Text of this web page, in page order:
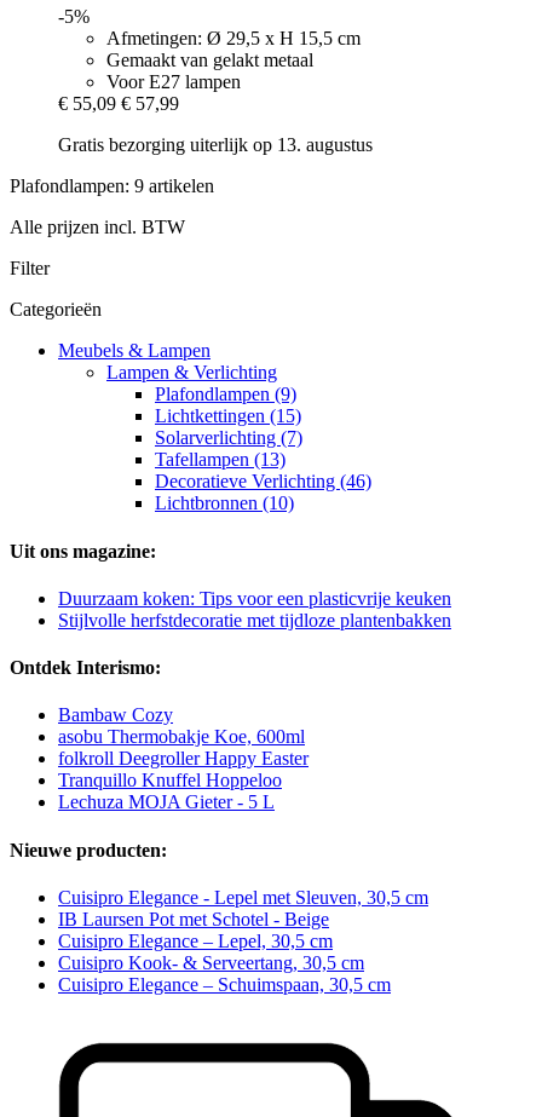
-5%
Afmetingen: Ø 29,5 x H 15,5 cm
Gemaakt van gelakt metaal
Voor E27 lampen
€ 55,09 € 57,99
Gratis bezorging uiterlijk op 13. augustus
Plafondlampen: 9 artikelen
Alle prijzen incl. BTW
Filter
Categorieën
Meubels & Lampen
Lampen & Verlichting
Plafondlampen (9)
Lichtkettingen (15)
Solarverlichting (7)
Tafellampen (13)
Decoratieve Verlichting (46)
Lichtbronnen (10)
Uit ons magazine:
Duurzaam koken: Tips voor een plasticvrije keuken
Stijlvolle herfstdecoratie met tijdloze plantenbakken
Ontdek Interismo:
Bambaw Cozy
asobu Thermobakje Koe, 600ml
folkroll Deegroller Happy Easter
Tranquillo Knuffel Hoppeloo
Lechuza MOJA Gieter - 5 L
Nieuwe producten:
Cuisipro Elegance - Lepel met Sleuven, 30,5 cm
IB Laursen Pot met Schotel - Beige
Cuisipro Elegance – Lepel, 30,5 cm
Cuisipro Kook- & Serveertang, 30,5 cm
Cuisipro Elegance – Schuimspaan, 30,5 cm